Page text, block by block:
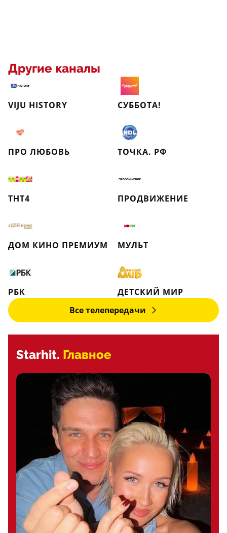
Другие каналы
VIJU HISTORY СУББОТА!
ПРО ЛЮБОВЬ ТОЧКА. РФ
ТНТ4 ПРОДВИЖЕНИЕ
ДОМ КИНО ПРЕМИУМ МУЛЬТ
РБК
ДЕТСКИЙ МИР
Все телепередачи
Starhit. Главное